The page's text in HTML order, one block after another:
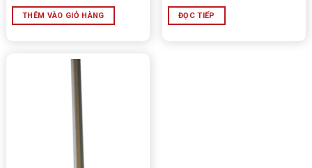
THÊM VÀO GIỎ HÀNG ĐỌC TIẾP